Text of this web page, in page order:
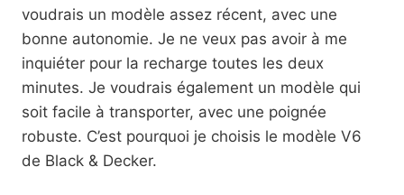
voudrais un modèle assez récent, avec une
bonne autonomie. Je ne veux pas avoir à me
inquiéter pour la recharge toutes les deux
minutes. Je voudrais également un modèle qui
soit facile à transporter, avec une poignée
robuste. C’est pourquoi je choisis le modèle V6
de Black & Decker.